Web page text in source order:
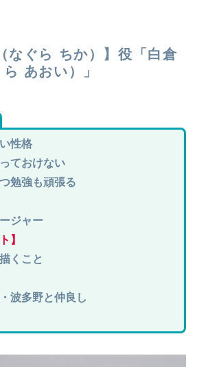
なぐら ちか）】役「白倉
あおい）」
性格
ておけない
勉強も頑張る
ジャー
】
くこと
波多野と仲良し